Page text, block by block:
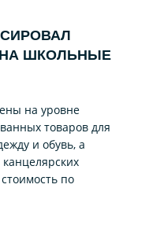
ШКОЛЬНЫЕ
на уровне
товаров для
и обувь, а
по